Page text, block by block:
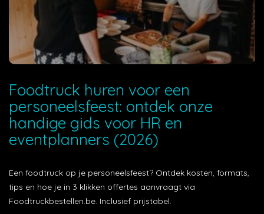
Foodtruck huren voor een
personeelsfeest: ontdek onze
handige gids voor HR en
eventplanners (2026)
Een foodtruck op je personeelsfeest? Ontdek kosten, formats,
tips en hoe je in 3 klikken offertes aanvraagt via
Foodtruckbestellen.be. Inclusief prijstabel.